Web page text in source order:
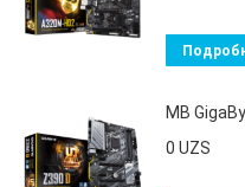
MB
0 UZS